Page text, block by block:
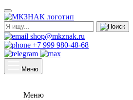
shop@mkznak.ru
+7 999 980-48-68
Меню
Меню